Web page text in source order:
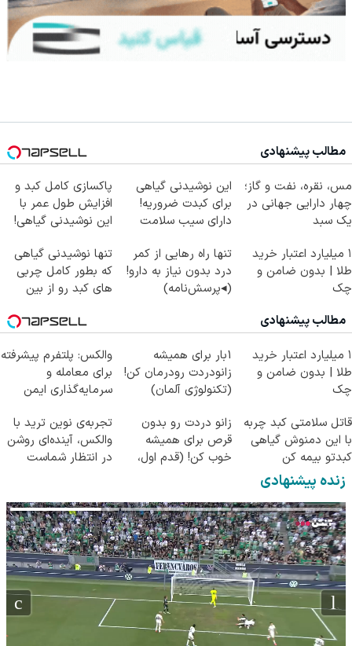
مطالب پیشنهادی
مس، نقره، نفت و گاز؛
چهار دارایی جهانی در
یک سبد
این نوشیدنی گیاهی
برای کبدت ضروریه!
دارای سیب سلامت
پاکسازی کامل کبد و
افزایش طول عمر با
این نوشیدنی گیاهی!
۱ میلیارد اعتبار خرید
طلا | بدون ضامن و
چک
تنها راه رهایی از کمر
درد بدون نیاز به دارو!
(◂پرسش‌نامه)
تنها نوشیدنی گیاهی
که بطور کامل چربی
های کبد رو از بین
مطالب پیشنهادی
۱ میلیارد اعتبار خرید
طلا | بدون ضامن و
چک
1بار برای همیشه
زانودردت رودرمان کن!
(تکنولوژی آلمان)
والکس: پلتفرم پیشرفته
برای معامله و
سرمایه‌گذاری ایمن
قاتل سلامتی کبد چربه
با این دمنوش گیاهی
کبدتو بیمه کن
زانو دردت رو بدون
قرص برای همیشه
خوب کن! (قدم اول،
تجربه‌ی نوین ترید با
والکس، آینده‌ای روشن
در انتظار شماست
زنده پیشنهادی